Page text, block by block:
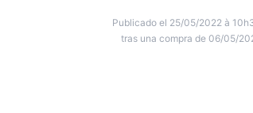
Publicado el 25/05/2022 à
tras una compra de 06/05/